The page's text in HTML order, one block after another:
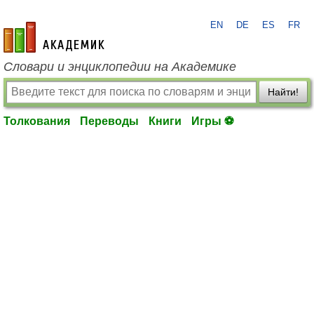
academic.ru
EN DE ES FR
Словари и энциклопедии на Академике
Найти!
Толкования Переводы Книги Игры ⚽